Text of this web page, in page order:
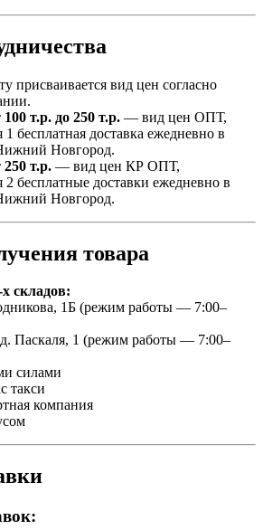
присваивается вид цен согласно
т.р. до 250 т.р. — вид цен ОПТ,
1 бесплатная доставка ежедневно в
Новгород.
т.р. — вид цен КР ОПТ,
2 бесплатные доставки ежедневно в
Новгород.
товара
складов:
1Б (режим работы — 7:00–
Паскаля, 1 (режим работы — 7:00–
силами
такси
компания